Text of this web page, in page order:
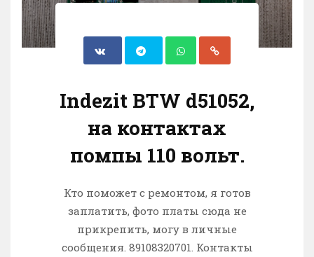
Indezit BTW d51052,
на контактах
помпы 110 вольт.
Кто поможет с ремонтом, я готов
заплатить, фото платы сюда не
прикрепить, могу в личные
сообщения. 89108320701. Контакты